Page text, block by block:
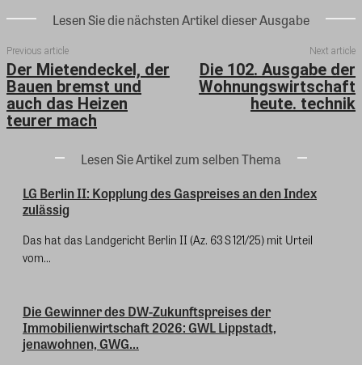
Lesen Sie die nächsten Artikel dieser Ausgabe
Previous article
Der Mietendeckel, der
Bauen bremst und
auch das Heizen
teurer mach
Next article
Die 102. Ausgabe der
Wohnungswirtschaft
heute. technik
Lesen Sie Artikel zum selben Thema
LG Berlin II: Kopplung des Gaspreises an den Index
zulässig
Das hat das Landgericht Berlin II (Az. 63 S 121/25) mit Urteil
vom...
Die Gewinner des DW-Zukunftspreises der
Immobilienwirtschaft 2026: GWL Lippstadt,
jenawohnen, GWG...